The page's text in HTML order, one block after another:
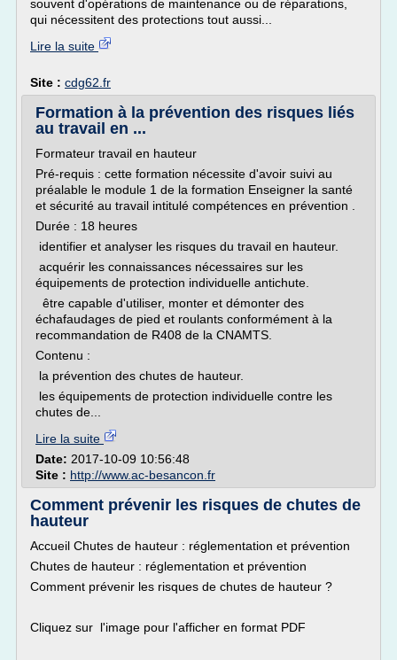
souvent d'opérations de maintenance ou de réparations,
qui nécessitent des protections tout aussi...
Lire la suite
Site : cdg62.fr
Formation à la prévention des risques liés
au travail en ...
Formateur travail en hauteur
Pré-requis : cette formation nécessite d'avoir suivi au
préalable le module 1 de la formation Enseigner la santé
et sécurité au travail intitulé compétences en prévention .
Durée : 18 heures
identifier et analyser les risques du travail en hauteur.
acquérir les connaissances nécessaires sur les
équipements de protection individuelle antichute.
être capable d'utiliser, monter et démonter des
échafaudages de pied et roulants conformément à la
recommandation de R408 de la CNAMTS.
Contenu :
la prévention des chutes de hauteur.
les équipements de protection individuelle contre les
chutes de...
Lire la suite
Date: 2017-10-09 10:56:48
Site : http://www.ac-besancon.fr
Comment prévenir les risques de chutes de
hauteur
Accueil Chutes de hauteur : réglementation et prévention
Chutes de hauteur : réglementation et prévention
Comment prévenir les risques de chutes de hauteur ?
Cliquez sur l'image pour l'afficher en format PDF